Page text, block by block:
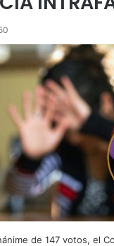
de 147 votos, el